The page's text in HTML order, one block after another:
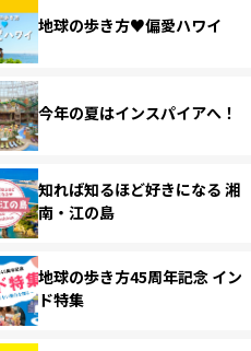
地球の歩き方♥偏愛ハワイ
今年の夏はインスパイアへ！
知れば知るほど好きになる 湘
南・江の島
地球の歩き方45周年記念 イン
ド特集